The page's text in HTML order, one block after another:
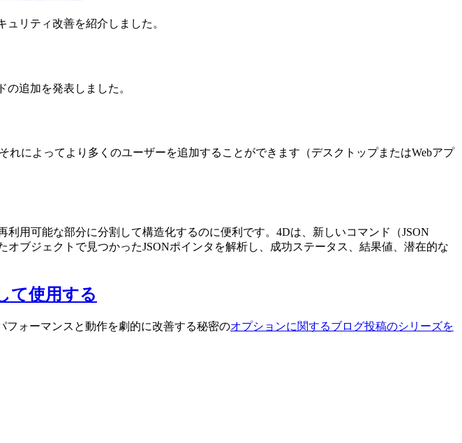
リティ改善を紹介しました。
の追加を発表しました。
によってより多くのユーザーを追加することができます（デスクトップまたはWebアプ
用可能な部分に分割して構造化するのに便利です。4Dは、新しいコマンド（JSON
ブジェクトで見つかったJSONポインタを解析し、成功ステータス、結果値、潜在的な
て使用する
フォーマンスと動作を劇的に改善する秘密のオプションに関するブログ投稿のシリーズを